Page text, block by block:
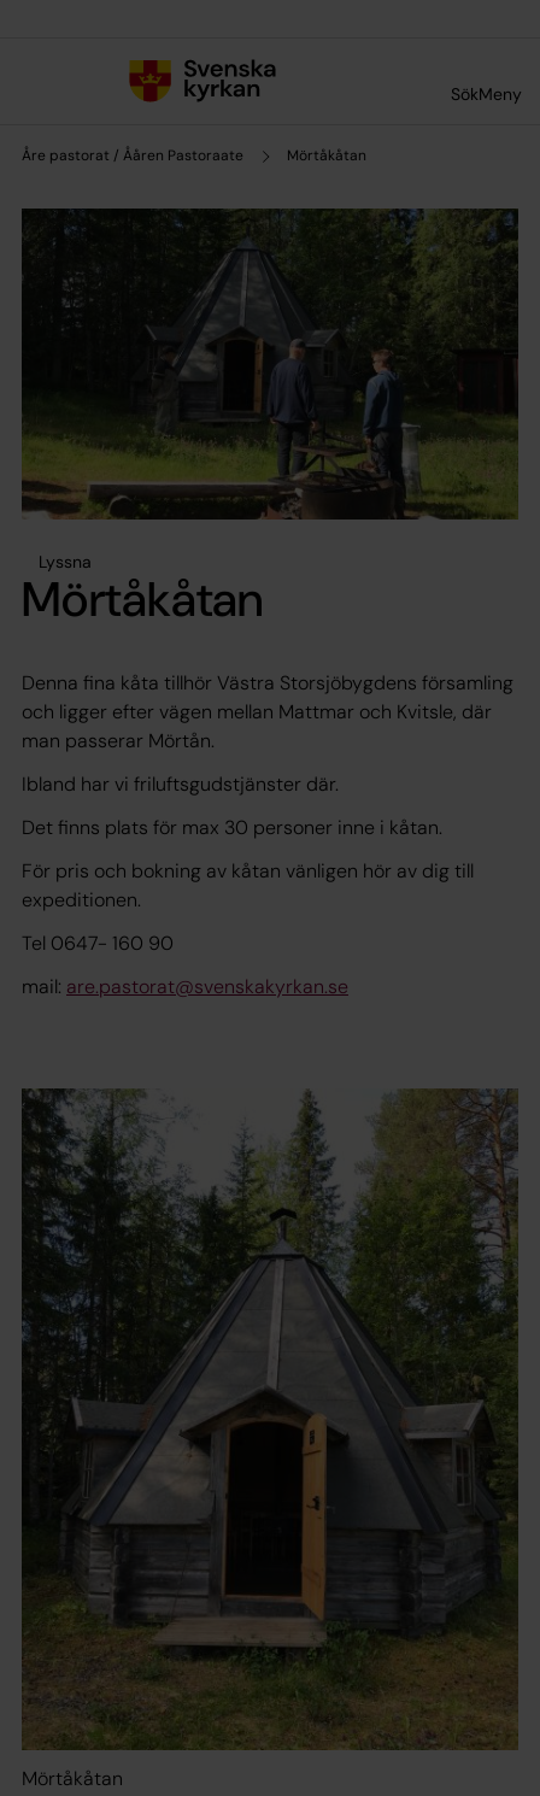
SökMeny
Åre pastorat / Ååren Pastoraate Mörtåkåtan
Lyssna
Mörtåkåtan
Denna fina kåta tillhör Västra Storsjöbygdens församling
och ligger efter vägen mellan Mattmar och Kvitsle, där
man passerar Mörtån.
Ibland har vi friluftsgudstjänster där.
Det finns plats för max 30 personer inne i kåtan.
För pris och bokning av kåtan vänligen hör av dig till
expeditionen.
Tel 0647- 160 90
mail: are.pastorat@svenskakyrkan.se
Mörtåkåtan